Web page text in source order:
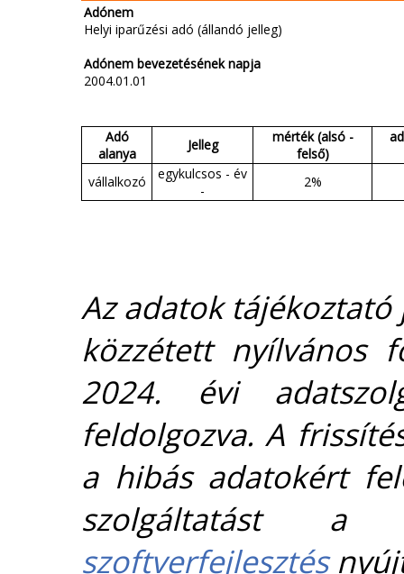
Adónem
Helyi iparűzési adó (állandó jelleg)
Adónem bevezetésének napja
2004.01.01
Adó
alanya
Jelleg
mérték (alsó -
felső)
vállalkozó
egykulcsos - év
-
2%
Az adatok
közzétett nyílvános
2024. évi
feldolgozva. A
a hibás adatokért
szolgáltatást
szoftverfejlesztés